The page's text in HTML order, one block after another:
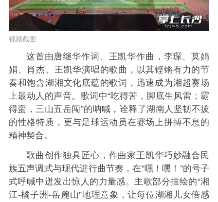
视频截图
这首由唐继华作词、王凯华作曲，李琛、莫娟
娟、肖杰、王凯华演唱的歌曲，以其铿锵有力的节
奏和饱含湖湘文化底蕴的歌词，迅速成为湘超赛场
上最动人的声音。歌词中“吃得苦，脚底生风雷；霸
得蛮，三山五岳闯”的呐喊，诠释了湖南人坚韧不拔
的性格特质，更与足球运动员在赛场上拼搏不息的
精神契合。
歌曲创作独具匠心，作曲家王凯华巧妙融合民
族五声调式与现代进行曲节奏，在“嘿！嘿！”的号子
式呼喊中迸发出惊人的力量感。主歌部分描绘的“湘
江-橘子洲-岳麓山”地理意象，让每位湖湘儿女倍感